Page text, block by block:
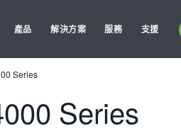
產品 解決方案 服務 支援
Series
Series